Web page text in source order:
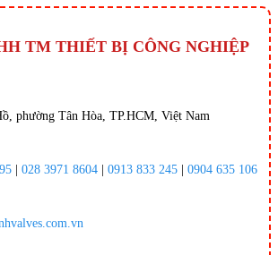
TM THIẾT BỊ CÔNG NGHIỆP
phường Tân Hòa, TP.HCM, Việt Nam
| 028 3971 8604 | 0913 833 245 | 0904 635 106